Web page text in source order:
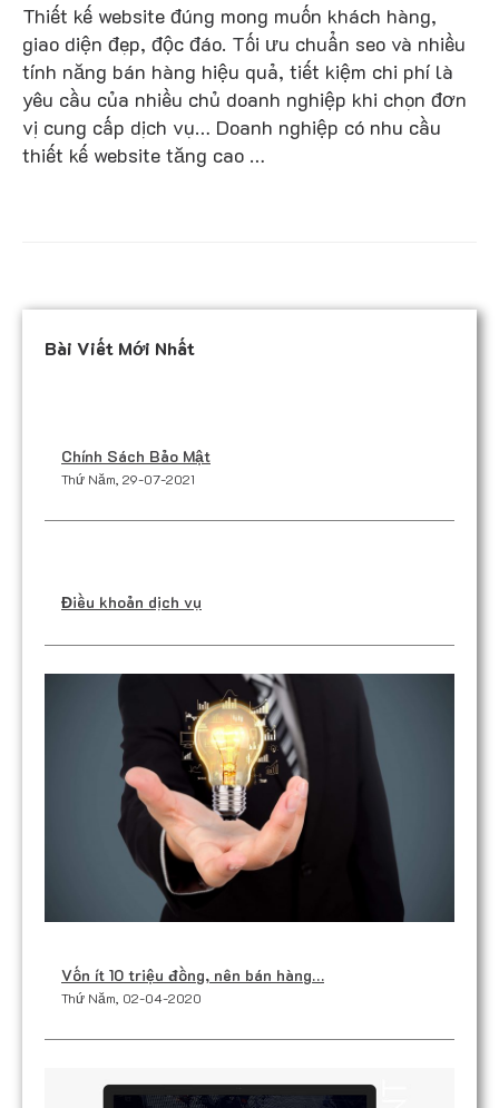
Thiết kế website đúng mong muốn khách hàng,
giao diện đẹp, độc đáo. Tối ưu chuẩn seo và nhiều
tính năng bán hàng hiệu quả, tiết kiệm chi phí là
yêu cầu của nhiều chủ doanh nghiệp khi chọn đơn
vị cung cấp dịch vụ… Doanh nghiệp có nhu cầu
thiết kế website tăng cao …
Bài Viết Mới Nhất
Chính Sách Bảo Mật
Thứ Năm, 29-07-2021
Điều khoản dịch vụ
Vốn ít 10 triệu đồng, nên bán hàng…
Thứ Năm, 02-04-2020